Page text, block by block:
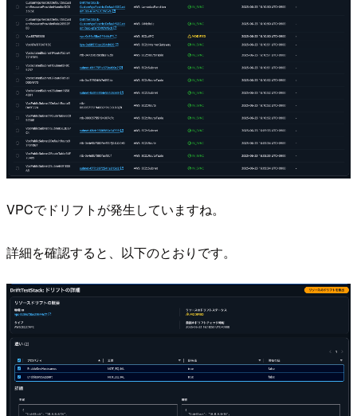
VPCでドリフトが発生していますね。
詳細を確認すると、以下のとおりです。